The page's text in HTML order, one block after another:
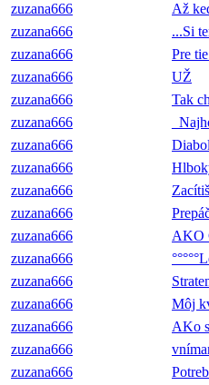
zuzana666
Až
zuzana666
...Si
zuzana666
Pre
zuzana666
UŽ
zuzana666
Tak
zuzana666
zuzana666
Diabol
zuzana666
zuzana666
Zacítiš
zuzana666
zuzana666
AKO
zuzana666
zuzana666
zuzana666
Môj
zuzana666
AKo
zuzana666
zuzana666